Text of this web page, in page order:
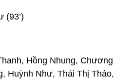
(93’)
Hồng Nhung, Chương
Huỳnh Như, Thái Thị Thảo,